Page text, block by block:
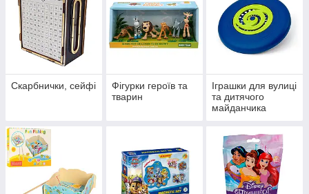
Скарбнички, сейфі
Фігурки героїв та
тварин
Іграшки для вулиці
та дитячого
майданчика